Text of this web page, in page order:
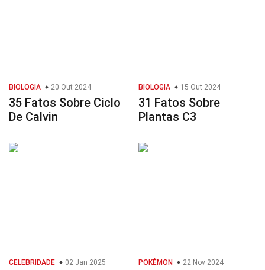
BIOLOGIA 20 Out 2024
35 Fatos Sobre Ciclo
De Calvin
BIOLOGIA 15 Out 2024
31 Fatos Sobre
Plantas C3
CELEBRIDADE 02 Jan 2025 POKÉMON 22 Nov 2024